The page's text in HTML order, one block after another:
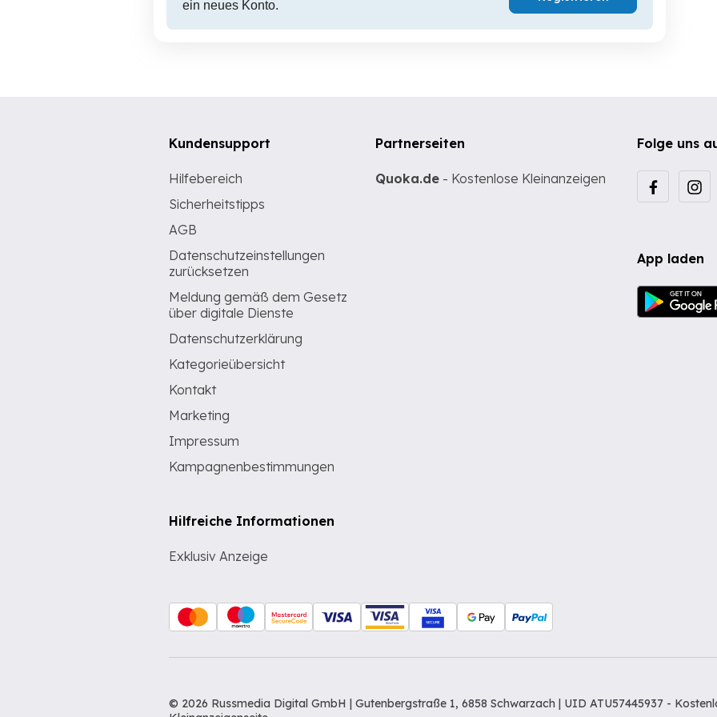
ein neues Konto.
Folge uns
App laden
Kundensupport
Hilfebereich
Sicherheitstipps
AGB
Datenschutzeinstellungen
zurücksetzen
Meldung gemäß dem Gesetz
über digitale Dienste
Datenschutzerklärung
Kategorieübersicht
Kontakt
Marketing
Impressum
Kampagnenbestimmungen
Hilfreiche Informationen
Exklusiv Anzeige
Partnerseiten
Quoka.de - Kostenlose Kleinanzeigen
© 2026 Russmedia Digital GmbH | Gutenbergstraße 1, 6858 Schwarzach | UID ATU57445937 -